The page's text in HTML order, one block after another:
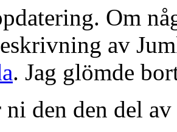
Om
av
. Jag glömde
den den del